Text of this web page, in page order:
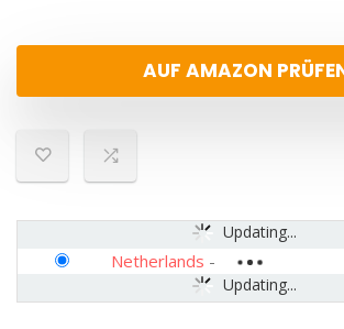
AUF AMAZON
Updating...
Updating...
Netherlands -